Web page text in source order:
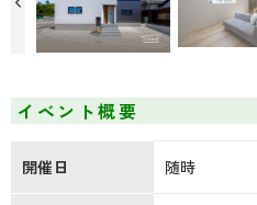
イベント概要
開催日 随時